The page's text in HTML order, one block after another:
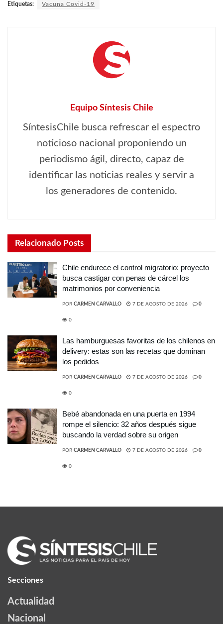
Etiquetas: Vacuna Covid-19
Equipo Síntesis Chile
SíntesisChile busca refrescar el espectro
noticioso nacional proponiendo un
periodismo ágil, directo, capaz de
identificar las noticias reales y servir a
los generadores de contenido.
Relacionado Posts
Chile endurece el control migratorio: proyecto
busca castigar con penas de cárcel los
matrimonios por conveniencia
POR CARMEN CARVALLO 7 DE AGOSTO DE 2026 0
0
Las hamburguesas favoritas de los chilenos en
delivery: estas son las recetas que dominan
los pedidos
POR CARMEN CARVALLO 7 DE AGOSTO DE 2026 0
0
Bebé abandonada en una puerta en 1994
rompe el silencio: 32 años después sigue
buscando la verdad sobre su origen
POR CARMEN CARVALLO 7 DE AGOSTO DE 2026 0
0
Secciones
Actualidad
Nacional